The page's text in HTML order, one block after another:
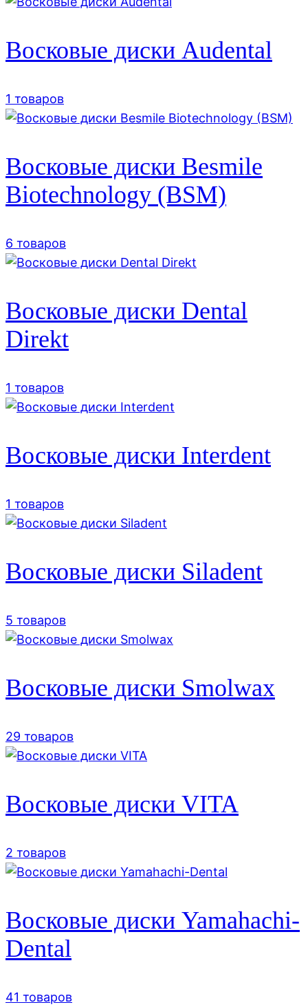
Восковые диски Audental
1 товаров
Восковые диски Besmile
Biotechnology (BSM)
6 товаров
Восковые диски Dental
Direkt
1 товаров
Восковые диски Interdent
1 товаров
Восковые диски Siladent
5 товаров
Восковые диски Smolwax
29 товаров
Восковые диски VITA
2 товаров
Восковые диски Yamahachi-
Dental
41 товаров